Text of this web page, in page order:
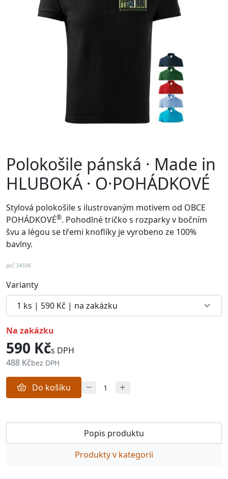
Polokošile pánská · Made in
HLUBOKÁ · O·POHÁDKOVÉ
Stylová polokošile s ilustrovaným motivem od OBCE
POHÁDKOVÉ®. Pohodlnétričko s rozparky v bočním
švu a légou se třemi knoflíky je vyrobeno ze 100%
bavlny.
psč 34506
Varianty
na zakázku
590 Kčs DPH
488 Kčbez DPH
Do košíku
Popis produktu
Produkty v kategorii